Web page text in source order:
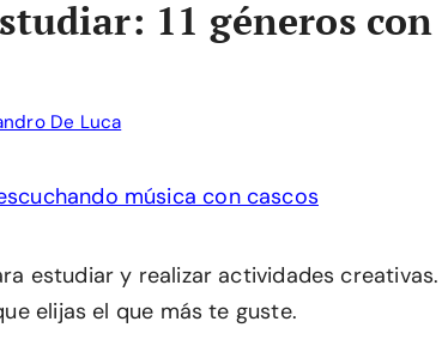
11 géneros
De Luca
estudiar y realizar actividades creativas.
elijas el que más te guste.